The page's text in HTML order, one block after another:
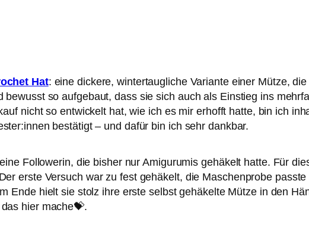
Hat: eine dickere, wintertaugliche Variante einer Mütze,
bewusst so aufgebaut, dass sie sich auch als Einstieg ins
nicht so entwickelt hat, wie ich es mir erhofft hatte, bin ich
bestätigt – und dafür bin ich sehr dankbar.
Followerin, die bisher nur Amigurumis gehäkelt hatte. Für
erste Versuch war zu fest gehäkelt, die Maschenprobe passte
Ende hielt sie stolz ihre erste selbst gehäkelte Mütze in den
hier mache💝.